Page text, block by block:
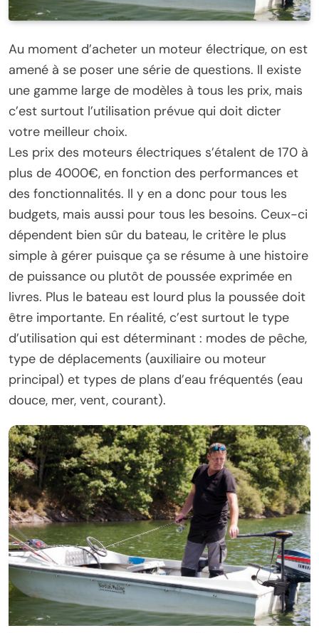
Au moment d’acheter un moteur électrique, on est
amené à se poser une série de questions. Il existe
une gamme large de modèles à tous les prix, mais
c’est surtout l’utilisation prévue qui doit dicter
votre meilleur choix.
Les prix des moteurs électriques s’étalent de 170 à
plus de 4000€, en fonction des performances et
des fonctionnalités. Il y en a donc pour tous les
budgets, mais aussi pour tous les besoins. Ceux-ci
dépendent bien sûr du bateau, le critère le plus
simple à gérer puisque ça se résume à une histoire
de puissance ou plutôt de poussée exprimée en
livres. Plus le bateau est lourd plus la poussée doit
être importante. En réalité, c’est surtout le type
d’utilisation qui est déterminant : modes de pêche,
type de déplacements (auxiliaire ou moteur
principal) et types de plans d’eau fréquentés (eau
douce, mer, vent, courant).